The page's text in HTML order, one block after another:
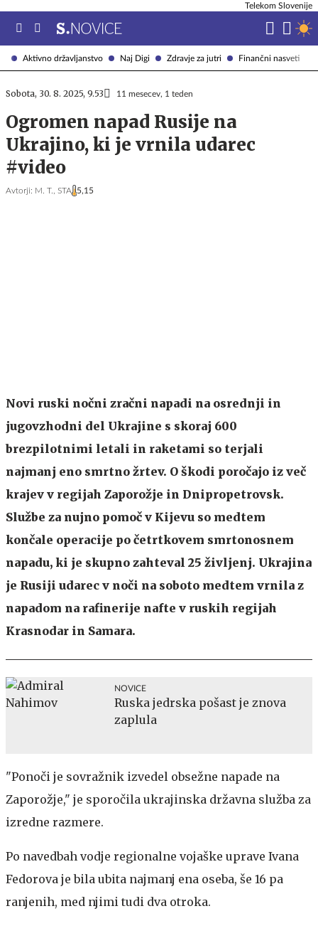
Aktivno državljanstvo Naj Digi Zdravje za jutri Finančni nasveti
Telekom Slovenije
Sobota, 30. 8. 2025, 9.53 11 mesecev, 1 teden
Ogromen napad Rusije na
Ukrajino, ki je vrnila udarec
#video
Avtorji: M. T., STA 5,15
Novi ruski nočni zračni napadi na osrednji in
jugovzhodni del Ukrajine s skoraj 600
brezpilotnimi letali in raketami so terjali
najmanj eno smrtno žrtev. O škodi poročajo iz več
krajev v regijah Zaporožje in Dnipropetrovsk.
Službe za nujno pomoč v Kijevu so medtem
končale operacije po četrtkovem smrtonosnem
napadu, ki je skupno zahteval 25 življenj. Ukrajina
je Rusiji udarec v noči na soboto medtem vrnila z
napadom na rafinerije nafte v ruskih regijah
Krasnodar in Samara.
NOVICE
Ruska jedrska pošast je znova
zaplula
"Ponoči je sovražnik izvedel obsežne napade na
Zaporožje," je sporočila ukrajinska državna služba za
izredne razmere.
Po navedbah vodje regionalne vojaške uprave Ivana
Fedorova je bila ubita najmanj ena oseba, še 16 pa
ranjenih, med njimi tudi dva otroka.